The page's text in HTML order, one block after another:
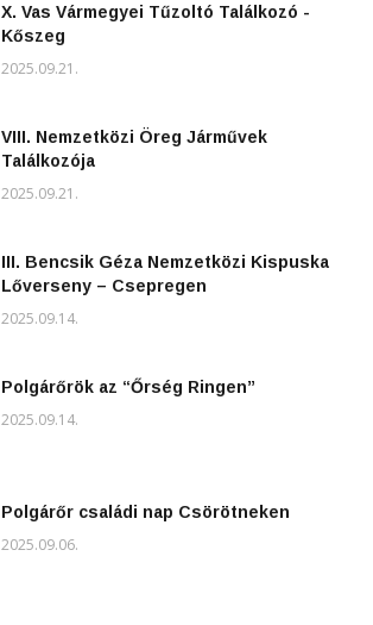
X. Vas Vármegyei Tűzoltó Találkozó -
Kőszeg
2025.09.21.
VIII. Nemzetközi Öreg Járművek
Találkozója
2025.09.21.
III. Bencsik Géza Nemzetközi Kispuska
Lőverseny – Csepregen
2025.09.14.
Polgárőrök az “Őrség Ringen”
2025.09.14.
Polgárőr családi nap Csörötneken
2025.09.06.